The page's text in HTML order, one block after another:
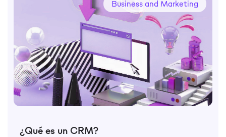
Business and Marketing
¿Qué es un CRM?